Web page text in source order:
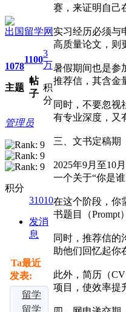
出国留学网
1078
主题
1100
帖
子
3
万
积
分
管理员
积分
31010
发消
息
Ta最近
发表:
留学
大局
留学
赛，来证明自己
实习经历必须与
高质量论文，则
暑假期间也是参
推荐信，其含金
同时，不要忽视
有专业深度，又
三、文书定稿期
2025年9月至10
一个关于“你是
在这个阶段，你
书题目（Prompt
同时，推荐信的
助他们回忆起你
此外，简历（
项目，使效率提